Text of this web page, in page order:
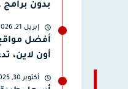
بدون برامج
إبريل 21, 2026
أون لاين،
أكتوبر 30, 2025